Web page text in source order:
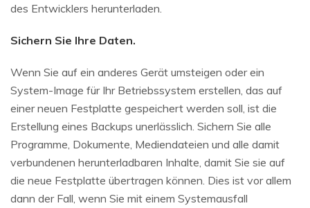
des Entwicklers herunterladen.
Sichern Sie Ihre Daten.
Wenn Sie auf ein anderes Gerät umsteigen oder ein
System-Image für Ihr Betriebssystem erstellen, das auf
einer neuen Festplatte gespeichert werden soll, ist die
Erstellung eines Backups unerlässlich. Sichern Sie alle
Programme, Dokumente, Mediendateien und alle damit
verbundenen herunterladbaren Inhalte, damit Sie sie auf
die neue Festplatte übertragen können. Dies ist vor allem
dann der Fall, wenn Sie mit einem Systemausfall